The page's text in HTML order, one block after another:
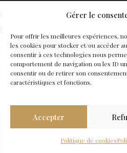
Gérer le
Pour offrir les meilleures expériences,
les cookies pour stocker et/ou accéder
consentir à ces technologies nous
comportement de navigation ou les ID
consentir ou de retirer son
caractéristiques et fonctions.
Accepter
Politique de cookies
BORDEAUX